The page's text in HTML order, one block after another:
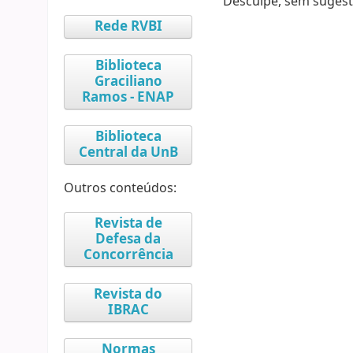
Rede RVBI
Biblioteca
Graciliano
Ramos - ENAP
Biblioteca
Central da UnB
Outros conteúdos:
Revista de
Defesa da
Concorrência
Revista do
IBRAC